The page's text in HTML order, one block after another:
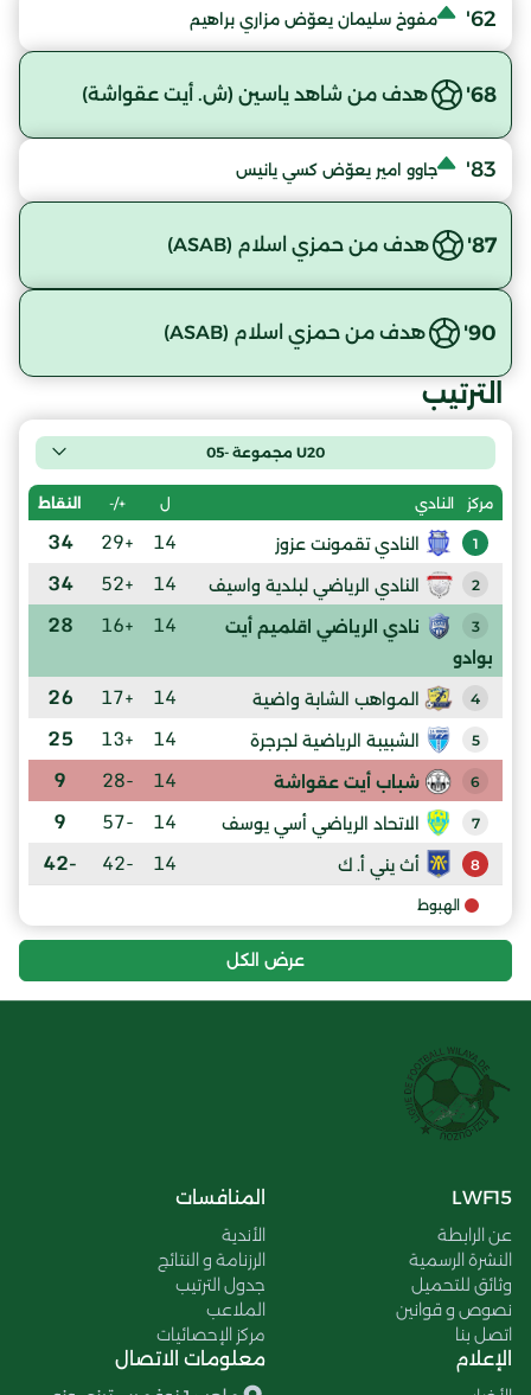
62' مفوخ سليمان يعوّض مزاري براهيم
68' هدف من شاهد ياسين (ش. أيت عقواشة)
83' جاوو امير يعوّض كسي يانيس
87' هدف من حمزي اسلام (ASAB)
90' هدف من حمزي اسلام (ASAB)
الترتيب
U20 مجموعة -05
مركز النادي ل +/- النقاط
1 النادي تقمونت عزوز 14
+29
34
2 النادي الرياضي لبلدية واسيف 14
+52
34
3
نادي الرياضي اقلميم أيت
بوادو
14
+16
28
4 المواهب الشابة واضية 14
+17
26
5 الشبيبة الرياضية لجرجرة 14
+13
25
6 شباب أيت عقواشة 14
-28
9
7 الاتحاد الرياضي أسي يوسف 14
-57
9
8 أث يني أ. ك 14
-42
-42
الهبوط
عرض الكل
LWF15
عن الرابطة
النشرة الرسمية
وثائق للتحميل
نصوص و قوانين
اتصل بنا
المنافسات
الأندية
الرزنامة و النتائج
جدول الترتيب
الملاعب
مركز الإحصائيات
الإعلام معلومات الاتصال